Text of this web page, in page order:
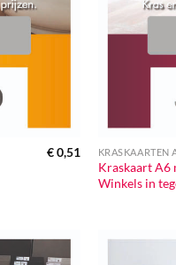
€0,51 KRASKAARTEN
Kraskaart A6
Winkels in